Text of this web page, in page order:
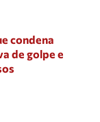
condena
de golpe e